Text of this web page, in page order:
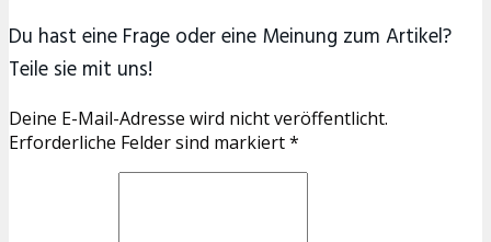
Du hast eine Frage oder eine Meinung zum Artikel?
Teile sie mit uns!
Deine E-Mail-Adresse wird nicht veröffentlicht.
Erforderliche Felder sind markiert *